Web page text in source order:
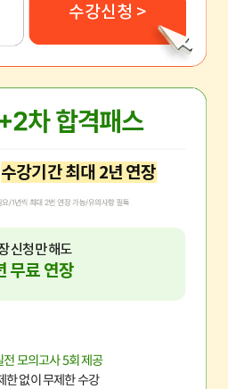
수강기간 최대 2년 연장
신청만 해도
무료 연장
전 모의고사 5회 제공
한 없이 무제한 수강
수강신청 >